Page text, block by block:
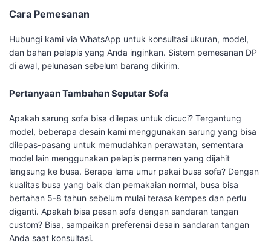
Cara Pemesanan
Hubungi kami via WhatsApp untuk konsultasi ukuran, model,
dan bahan pelapis yang Anda inginkan. Sistem pemesanan DP
di awal, pelunasan sebelum barang dikirim.
Pertanyaan Tambahan Seputar Sofa
Apakah sarung sofa bisa dilepas untuk dicuci? Tergantung
model, beberapa desain kami menggunakan sarung yang bisa
dilepas-pasang untuk memudahkan perawatan, sementara
model lain menggunakan pelapis permanen yang dijahit
langsung ke busa. Berapa lama umur pakai busa sofa? Dengan
kualitas busa yang baik dan pemakaian normal, busa bisa
bertahan 5-8 tahun sebelum mulai terasa kempes dan perlu
diganti. Apakah bisa pesan sofa dengan sandaran tangan
custom? Bisa, sampaikan preferensi desain sandaran tangan
Anda saat konsultasi.